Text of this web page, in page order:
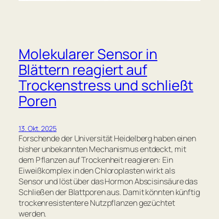
Molekularer Sensor in
Blättern reagiert auf
Trockenstress und schließt
Poren
13. Okt. 2025
Forschende der Universität Heidelberg haben einen
bisher unbekannten Mechanismus entdeckt, mit
dem Pflanzen auf Trockenheit reagieren: Ein
Eiweißkomplex in den Chloroplasten wirkt als
Sensor und löst über das Hormon Abscisinsäure das
Schließen der Blattporen aus. Damit könnten künftig
trockenresistentere Nutzpflanzen gezüchtet
werden.